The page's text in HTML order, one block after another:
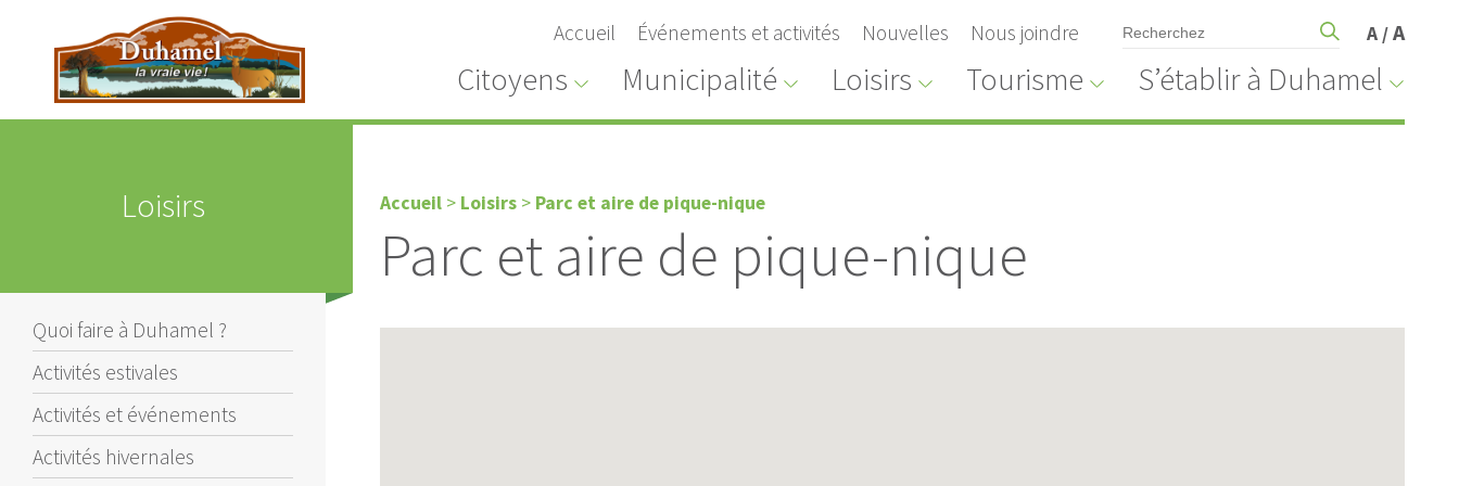
Accueil Événements et activités Nouvelles Nous joindre A /A
Citoyens Municipalité Loisirs Tourisme S’établir à Duhamel
Loisirs
Quoi faire à Duhamel ?
Activités estivales
Activités et événements
Activités hivernales
Accueil > Loisirs > Parc et aire de pique-nique
Parc et aire de pique-nique